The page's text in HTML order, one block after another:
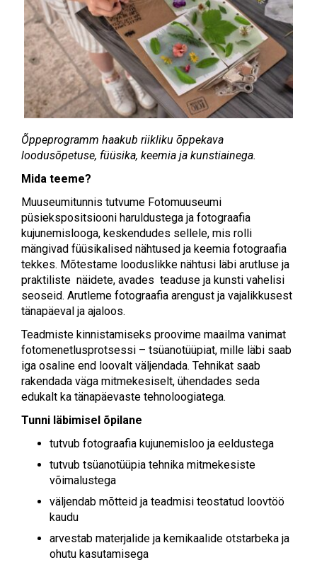
Õppeprogramm haakub riikliku õppekava
loodusõpetuse, füüsika, keemia ja kunstiainega.
Mida teeme?
Muuseumitunnis tutvume Fotomuuseumi
püsiekspositsiooni haruldustega ja fotograafia
kujunemislooga, keskendudes sellele, mis rolli
mängivad füüsikalised nähtused ja keemia fotograafia
tekkes. Mõtestame looduslikke nähtusi läbi arutluse ja
praktiliste näidete, avades teaduse ja kunsti vahelisi
seoseid. Arutleme fotograafia arengust ja vajalikkusest
tänapäeval ja ajaloos.
Teadmiste kinnistamiseks proovime maailma vanimat
fotomenetlusprotsessi – tsüanotüüpiat, mille läbi saab
iga osaline end loovalt väljendada. Tehnikat saab
rakendada väga mitmekesiselt, ühendades seda
edukalt ka tänapäevaste tehnoloogiatega.
Tunni läbimisel õpilane
tutvub fotograafia kujunemisloo ja eeldustega
tutvub tsüanotüüpia tehnika mitmekesiste
võimalustega
väljendab mõtteid ja teadmisi teostatud loovtöö
kaudu
arvestab materjalide ja kemikaalide otstarbeka ja
ohutu kasutamisega